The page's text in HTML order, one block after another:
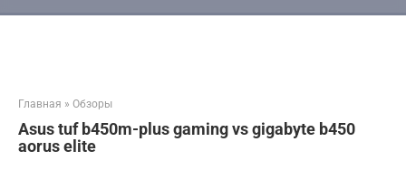
Главная » Обзоры
Asus tuf b450m-plus gaming vs gigabyte b450
aorus elite